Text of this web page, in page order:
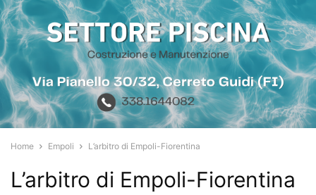
Home Empoli L’arbitro di Empoli-Fiorentina
L’arbitro di Empoli-Fiorentina